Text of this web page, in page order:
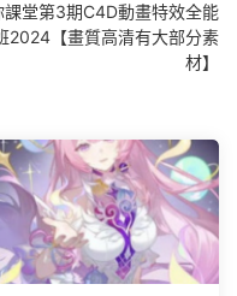
課堂第3期C4D動畫特效全能
2024【畫質高清有大部分素
材】